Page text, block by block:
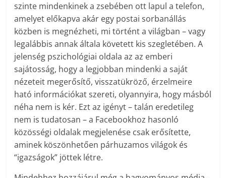
szinte mindenkinek a zsebében ott lapul a telefon,
amelyet előkapva akár egy postai sorbanállás
közben is megnézheti, mi történt a világban – vagy
legalábbis annak általa követett kis szegletében. A
jelenség pszichológiai oldala az az emberi
sajátosság, hogy a legjobban mindenki a saját
nézeteit megerősítő, visszatükröző, érzelmeire
ható információkat szereti, olyannyira, hogy másból
néha nem is kér. Ezt az igényt – talán eredetileg
nem is tudatosan – a Facebookhoz hasonló
közösségi oldalak megjelenése csak erősítette,
aminek köszönhetően párhuzamos világok és
“igazságok” jöttek létre.